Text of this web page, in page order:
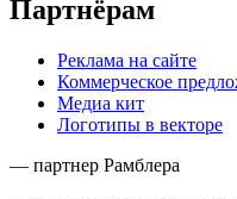
Партнёрам
Реклама на сайте
Коммерческое
Медиа кит
Логотипы в векторе
— партнер Рамблера